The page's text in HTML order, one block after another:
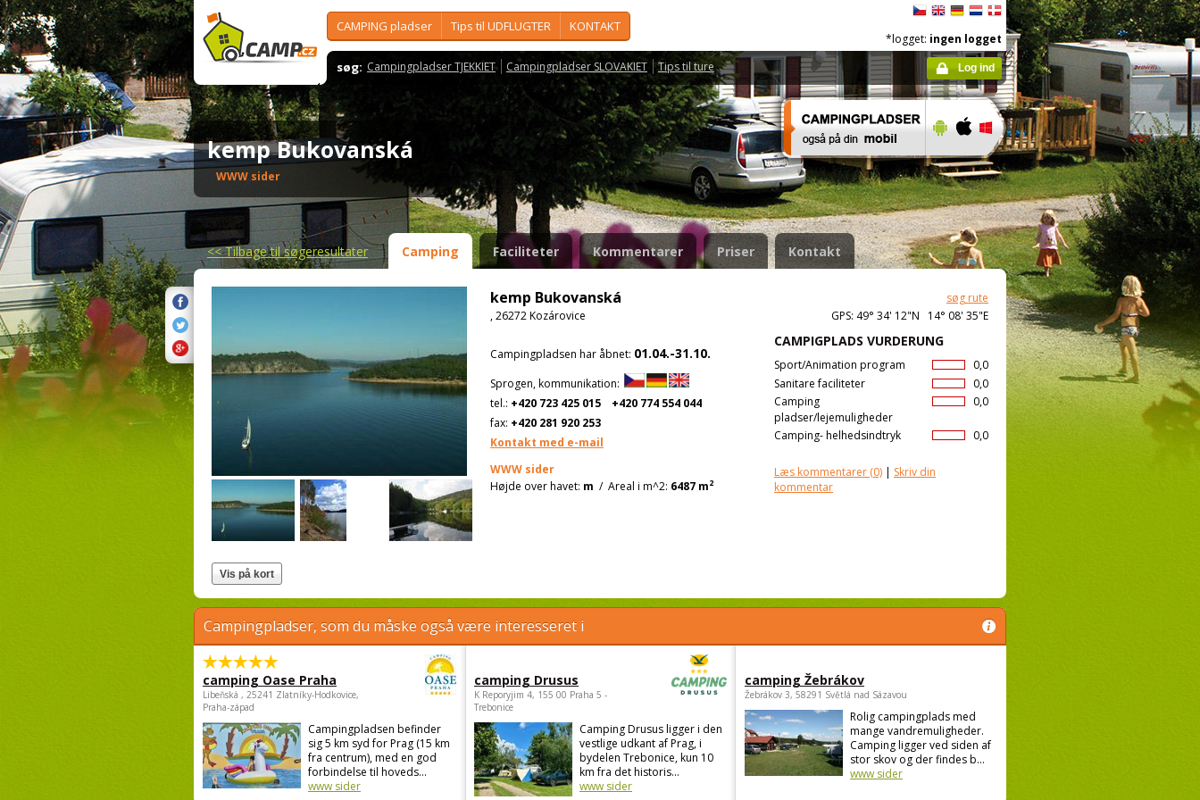
CAMPING pladser Tips til UDFLUGTER KONTAKT
søg: Campingpladser TJEKKIET Campingpladser SLOVAKIET Tips til ture
*logget: ingen logget
Log ind
kemp Bukovanská
WWW sider
<<Tilbage til søgeresultater Camping Faciliteter Kommentarer Priser Kontakt
kemp Bukovanská
søg rute
, 26272 Kozárovice
GPS: 49° 34' 12"N 14° 08' 35"E
CAMPIGPLADS VURDERUNG
0,0
Sport/Animation program
0,0
Sanitare faciliteter
0,0
Camping
pladser/lejemuligheder
0,0
Camping- helhedsindtryk
Læs kommentarer (0) | Skriv din
kommentar
Campingpladsen har åbnet: 01.04.-31.10.
Sprogen, kommunikation:
tel.: +420 723 425 015
+420 774 554 044
fax: +420 281 920 253
Kontakt med e-mail
WWW sider
Højde over havet: m / Areal i m^2: 6487 m2
Campingpladser, som du måske også være interesseret i
camping Oase Praha
Libeňská , 25241 Zlatníky-Hodkovice,
Praha-západ
Campingpladsen befinder
sig 5 km syd for Prag (15 km
fra centrum), med en god
forbindelse til hoveds...
www sider
camping Drusus
K Reporyjim 4, 155 00 Praha 5 -
Trebonice
Camping Drusus ligger i den
vestlige udkant af Prag, i
bydelen Trebonice, kun 10
km fra det historis...
www sider
camping Žebrákov
Žebrákov 3, 58291 Světlá nad Sázavou
Rolig campingplads med
mange vandremuligheder.
Camping ligger ved siden af
stor skov og der findes b...
www sider